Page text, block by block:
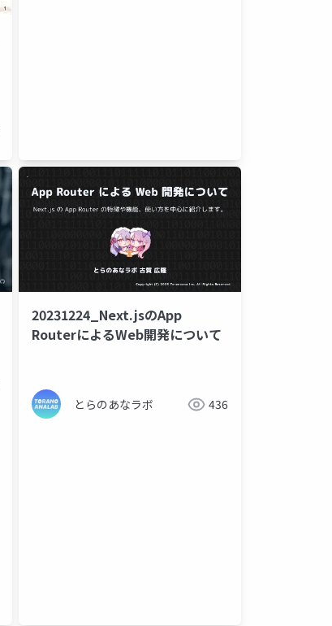
20231224_Next.jsのApp
RouterによるWeb開発について
とらのあなラボ 436